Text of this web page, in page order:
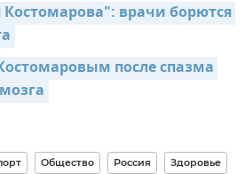
врачи борются
после спазма
Общество Россия Здоровье